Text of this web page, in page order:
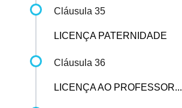
Cláusula 35
LICENÇA PATERNIDADE
Cláusula 36
LICENÇA AO PROFESSOR...